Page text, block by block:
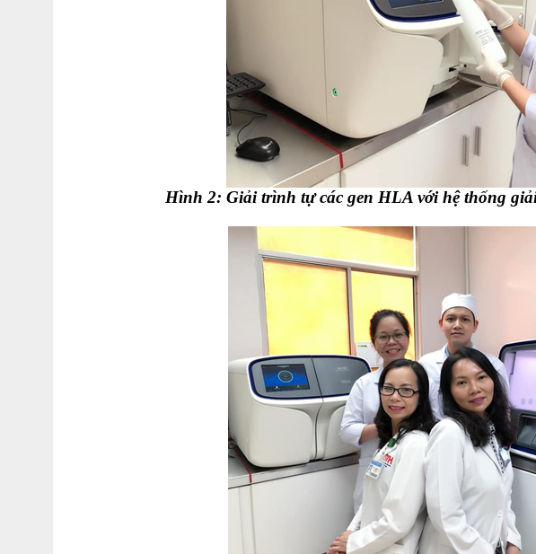
Hình 2: Giải trình tự các gen HLA với hệ thống